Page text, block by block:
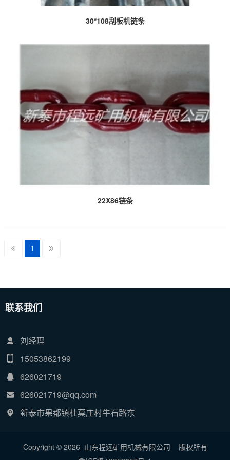
30*108刮板机链条
22X86链条
1
联系我们
刘经理
15053862199
626021719
626021719@qq.com
新泰市果都镇杜莫庄村牛石路东
Copyright © 2026 山东程远矿用机械有限公司
版权所有